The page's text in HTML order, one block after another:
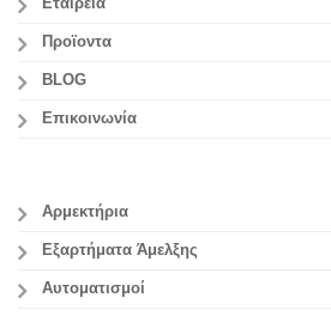
Εταιρεία
Προϊοντα
BLOG
Επικοινωνία
Αρμεκτήρια
Εξαρτήματα Άμελξης
Αυτοματισμοί